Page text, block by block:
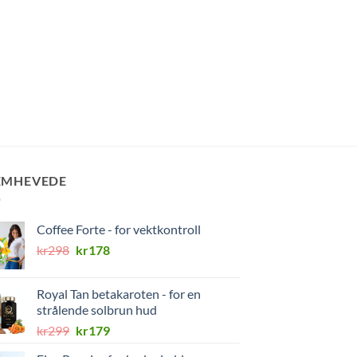
Coffee Forte - for vektkontroll
kr298 Opprinnelig
kr298.
kr178Nåværende
kr178.
Royal Tan betakaroten - for en
strålende solbrun hud
kr299 Opprinnelig
kr179Nåværende